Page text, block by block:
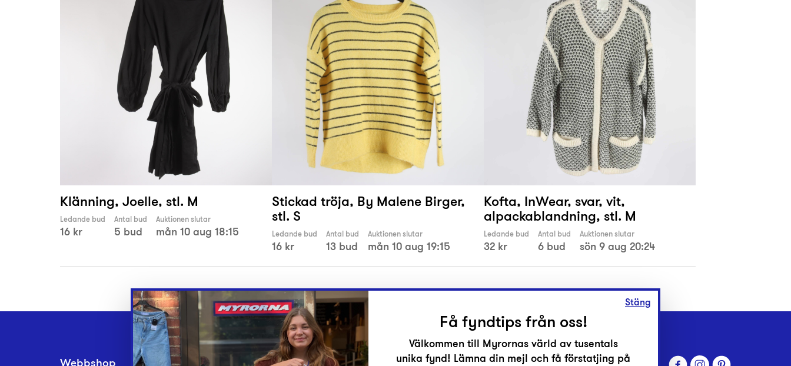
Klänning, Joelle, stl. M
Ledande bud
16 kr
Antal bud
5 bud
Auktionen slutar
mån 10 aug 18:15
Stickad tröja, By Malene Birger,
stl. S
Ledande bud
16 kr
Antal bud
13 bud
Auktionen slutar
mån 10 aug 19:15
Kofta, InWear, svar, vit,
alpackablandning, stl. M
Ledande bud
32 kr
Antal bud
6 bud
Auktionen slutar
sön 9 aug 20:24
Stäng
Få fyndtips från oss!
Välkommen till Myrornas värld av tusentals
unika fynd! Lämna din mejl och få förstatjing på